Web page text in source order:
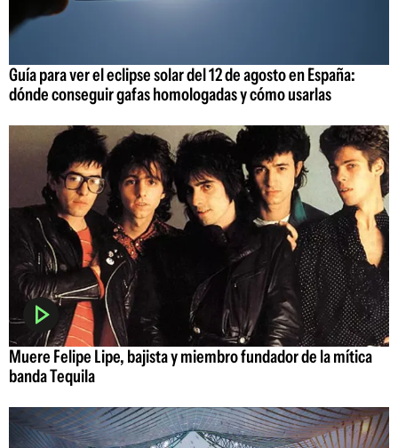
Guía para ver el eclipse solar del 12 de agosto en España:
dónde conseguir gafas homologadas y cómo usarlas
Muere Felipe Lipe, bajista y miembro fundador de la mítica
banda Tequila